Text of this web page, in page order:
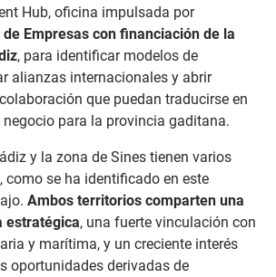
Hub, oficina impulsada por
Empresas con financiación de la
, para identificar modelos de
alianzas internacionales y abrir
que puedan traducirse en
para la provincia gaditana.
y la zona de Sines tienen varios
como se ha identificado en este
Ambos territorios comparten una
estratégica, una fuerte vinculación con
y marítima, y un creciente interés
oportunidades derivadas de